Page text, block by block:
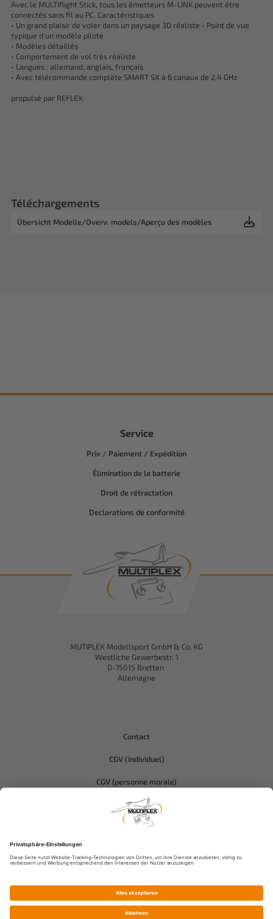
Avec le MULTIflight Stick, tous les émetteurs M-LINK peuvent être
connectés sans fil au PC. Caractéristiques
• Un grand plaisir de voler dans un paysage 3D réaliste • Point de vue
typique d'un modèle pilote
• Modèles détaillés
• Comportement de vol très réaliste
• Langues : allemand, anglais, français
• Avec télécommande complète SMART SX à 6 canaux de 2,4 GHz
propulsé par REFLEX
Téléchargements
Übersicht Modelle/Overv. models/Aperçu des modèles
Service
Prix / Paiement / Expédition
Élimination de la batterie
Droit de rétractation
Declarations de conformité
MUTIPLEX Modellsport GmbH & Co. KG
Westliche Gewerbestr. 1
D-75015 Bretten
Allemagne
Contact
CGV (individuel)
CGV (personne morale)
Protection des données
Compliance-Hitec